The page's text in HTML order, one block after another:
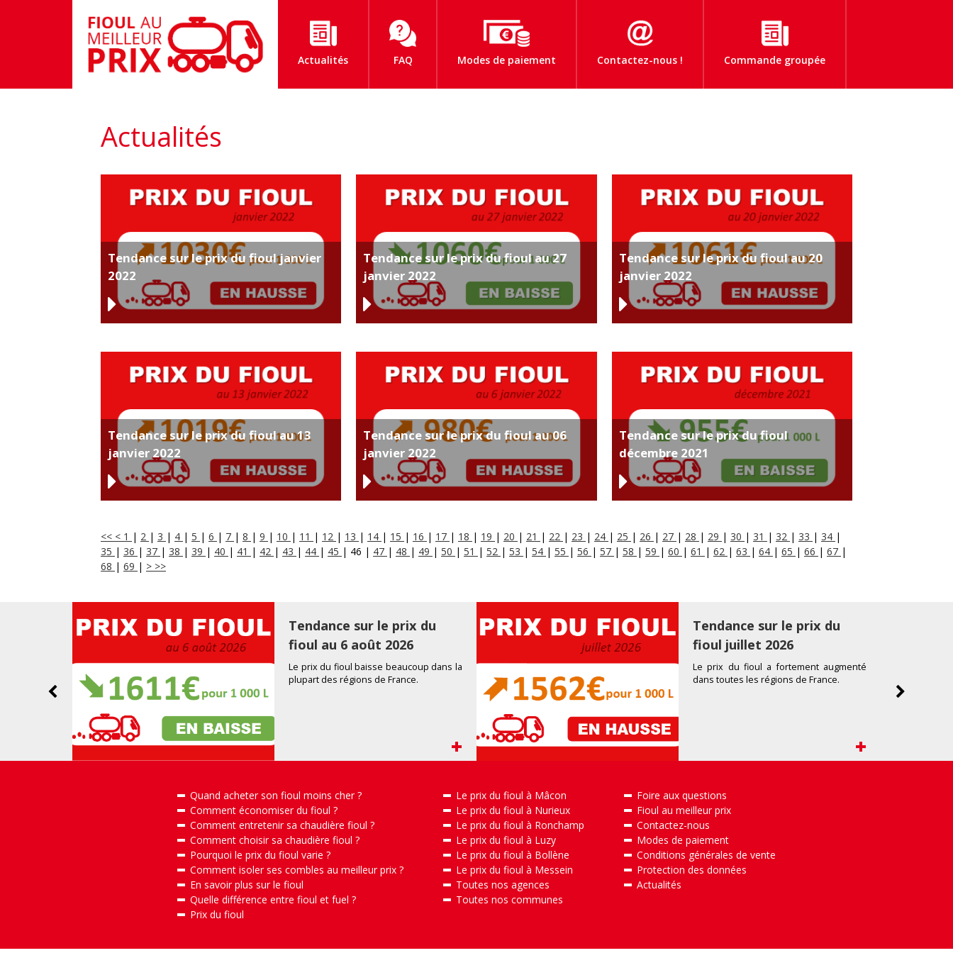
Actualités FAQ Modes de paiement Contactez-nous ! Commande groupée
Actualités
Tendance sur le prix du fioul janvier
2022
Tendance sur le prix du fioul au 27
janvier 2022
Tendance sur le prix du fioul au 20
janvier 2022
Tendance sur le prix du fioul au 13
janvier 2022
Tendance sur le prix du fioul au 06
janvier 2022
Tendance sur le prix du fioul
décembre 2021
<< < 1 | 2 | 3 | 4 | 5 | 6 | 7 | 8 | 9 | 10 | 11 | 12 | 13 | 14 | 15 | 16 | 17 | 18 | 19 | 20 | 21 | 22 | 23 | 24 | 25 | 26 | 27 | 28 | 29 | 30 | 31 | 32 | 33 | 34 |
35 | 36 | 37 | 38 | 39 | 40 | 41 | 42 | 43 | 44 | 45 | 46 | 47 | 48 | 49 | 50 | 51 | 52 | 53 | 54 | 55 | 56 | 57 | 58 | 59 | 60 | 61 | 62 | 63 | 64 | 65 | 66 | 67 |
68 | 69 | > >>
Tendance sur le prix du
fioul au 6 août 2026
Le prix du fioulbaisse beaucoup dans la
plupart des régions de France.
+
Tendance sur le prix du
fioul juillet 2026
Le prix du fioul a fortement augmenté
dans toutes les régions de France.
+
Quand acheter son fioul moins cher ?
Comment économiser du fioul ?
Comment entretenir sa chaudière fioul ?
Comment choisir sa chaudière fioul ?
Pourquoi le prix du fioul varie ?
Comment isoler ses combles au meilleur prix ?
En savoir plus sur le fioul
Quelle différence entre fioul et fuel ?
Prix du fioul
Le prix du fioul à Mâcon
Le prix du fioul à Nurieux
Le prix du fioul à Ronchamp
Le prix du fioul à Luzy
Le prix du fioul à Bollène
Le prix du fioul à Messein
Toutes nos agences
Toutes nos communes
Foire aux questions
Fioul au meilleur prix
Contactez-nous
Modes de paiement
Conditions générales de vente
Protection des données
Actualités